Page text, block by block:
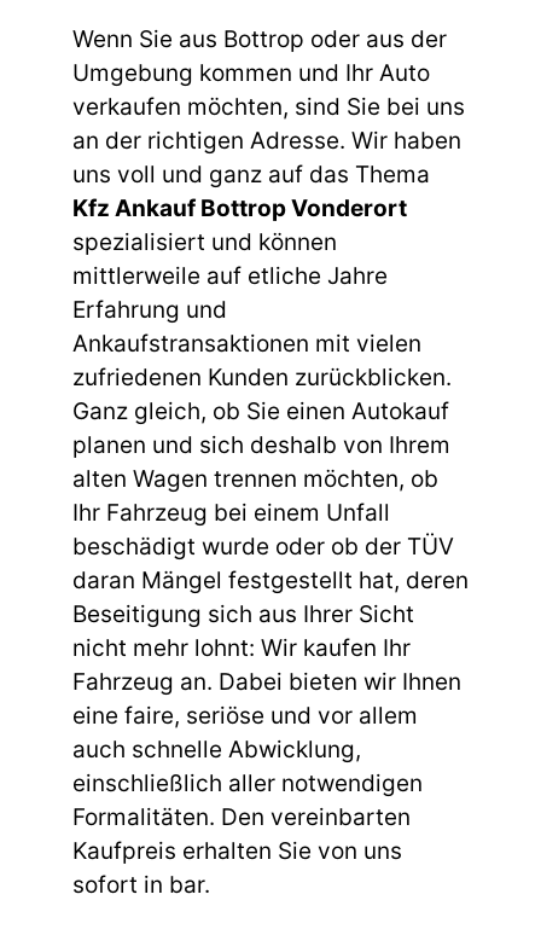
Wenn Sie aus Bottrop oder aus der
Umgebung kommen und Ihr Auto
verkaufen möchten, sind Sie bei uns
an der richtigen Adresse. Wir haben
uns voll und ganz auf das Thema
Kfz Ankauf Bottrop Vonderort
spezialisiert und können
mittlerweile auf etliche Jahre
Erfahrung und
Ankaufstransaktionen mit vielen
zufriedenen Kunden zurückblicken.
Ganz gleich, ob Sie einen Autokauf
planen und sich deshalb von Ihrem
alten Wagen trennen möchten, ob
Ihr Fahrzeug bei einem Unfall
beschädigt wurde oder ob der TÜV
daran Mängel festgestellt hat, deren
Beseitigung sich aus Ihrer Sicht
nicht mehr lohnt: Wir kaufen Ihr
Fahrzeug an. Dabei bieten wir Ihnen
eine faire, seriöse und vor allem
auch schnelle Abwicklung,
einschließlich aller notwendigen
Formalitäten. Den vereinbarten
Kaufpreis erhalten Sie von uns
sofort in bar.